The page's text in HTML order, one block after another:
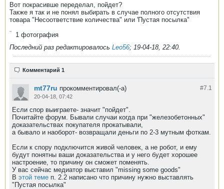
Вот покрасивше переделал, пойдет?
Также я так и не понял выбирать в случае полного отсутствия
товара "Несоответствие количества" или 'Пустая посылка"
1 фотография
Последний раз редактировалось Leo56; 19-04-18, 22:40
Комментарий 1
#7.1
mt77ru прокомментировал(-а)
20-04-18, 07:42
Если спор выиграете- значит "пойдет".
Почитайте форум. Бывали случаи когда при "железобетонных"
доказательствах покупателя прокатывали,
а бывало и наоборот- возвращали деньги по 2-3 мутным фоткам.
Если к спору подключится живой человек, а не робот, и ему
будут понятны ваши доказательства и у него будет хорошее
настроение, то причину он сможет поменять.
У вас сейчас медиатор выставил "missing some goods"
В этой теме п. 2.2 написано что причину нужно выставлять
"Пустая посылка"